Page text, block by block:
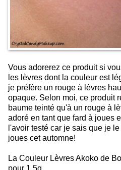
Vous adorerez ce produit si
les lèvres dont la couleur est
je préfère un rouge à lèvres
opaque. Selon moi, ce produit
baume teinté qu'à un rouge à
adoré en tant que fard à joues
l'avoir testé car je sais que je
joues cet automne!
La Couleur Lèvres Akoko de
pour 1.5g.